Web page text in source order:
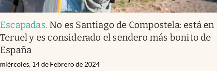
Escapadas. No es Santiago de Compostela: está en
Teruel y es considerado el sendero más bonito de
España
miércoles, 14 de Febrero de 2024